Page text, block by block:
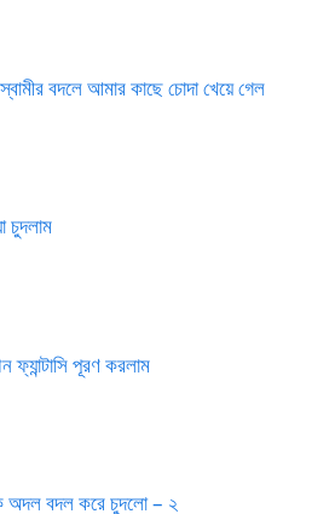
বদলে আমার কাছে চোদা খেয়ে গেল
চুদলাম
ফ্যান্টাসি পূরণ করলাম
অদল বদল করে চুদলো – ২